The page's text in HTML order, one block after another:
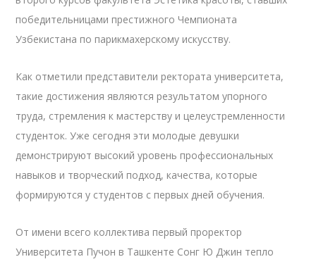
победительницами престижного Чемпионата
Узбекистана по парикмахерскому искусству.
Как отметили представители ректората университета,
такие достижения являются результатом упорного
труда, стремления к мастерству и целеустремленности
студенток. Уже сегодня эти молодые девушки
демонстрируют высокий уровень профессиональных
навыков и творческий подход, качества, которые
формируются у студентов с первых дней обучения.
От имени всего коллектива первый проректор
Университета Пучон в Ташкенте Сонг Ю Джин тепло